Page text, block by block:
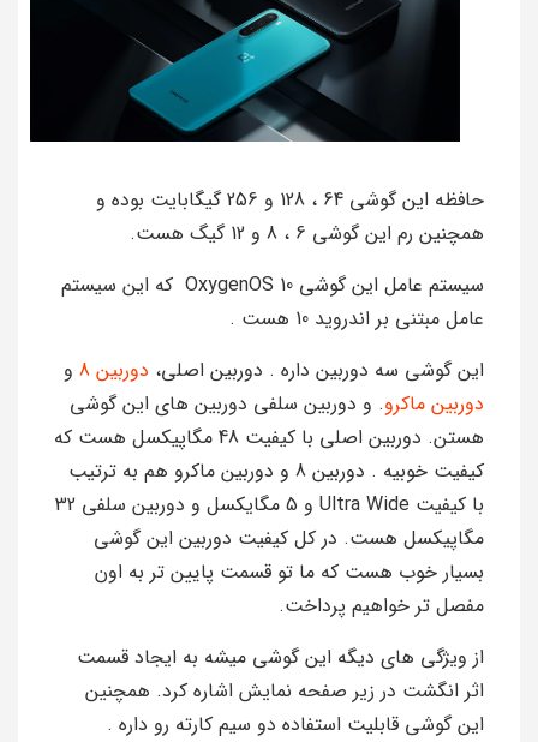
حافظه این گوشی 64 ، 128 و 256 گیگابایت بوده و
همچنین رم این گوشی 6 ، 8 و 12 گیگ هست.
سیستم عامل این گوشی OxygenOS 10 که این سیستم
عامل مبتنی بر اندروید 10 هست .
این گوشی سه دوربین داره . دوربین اصلی، دوربین 8
و
دوربین ماکرو. و دوربین سلفی دوربین های این گوشی
هستن. دوربین اصلی با کیفیت 48 مگاپیکسل هست که
کیفیت خوبیه . دوربین 8 و دوربین ماکرو هم به ترتیب
با کیفیت Ultra Wide و 5 مگایکسل و دوربین سلفی 32
مگاپیکسل هست. در کل کیفیت دوربین این گوشی
بسیار خوب هست که ما تو قسمت پایین تر به اون
مفصل تر خواهیم پرداخت.
از ویژگی های دیگه این گوشی میشه به ایجاد قسمت
اثر انگشت در زیر صفحه نمایش اشاره کرد. همچنین
این گوشی قابلیت استفاده دو سیم کارته رو داره .